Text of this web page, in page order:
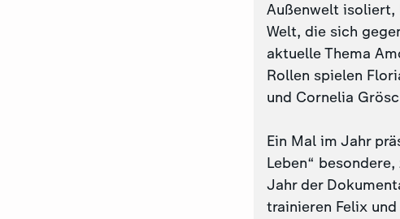
Außenwelt isoliert,
Welt, die sich
aktuelle Thema
Rollen spielen
und Cornelia
Ein Mal im Jahr
Leben“
Jahr der
trainieren Felix